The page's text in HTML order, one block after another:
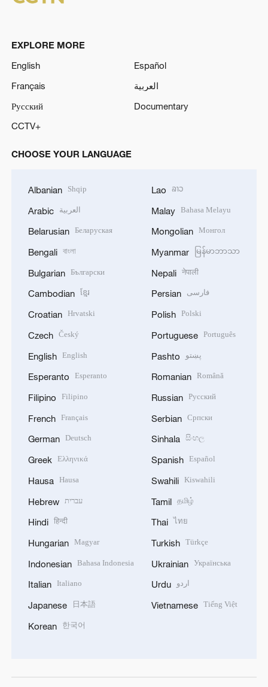
EXPLORE MORE
English
Español
Français
العربية
Русский
Documentary
CCTV+
CHOOSE YOUR LANGUAGE
Albanian Shqip
Arabic العربية
Belarusian Беларуская
Bengali বাংলা
Bulgarian Български
Cambodian ខ្មែរ
Croatian Hrvatski
Czech Český
English English
Esperanto Esperanto
Filipino Filipino
French Français
German Deutsch
Greek Ελληνικά
Hausa Hausa
Hebrew עברית
Hindi हिन्दी
Hungarian Magyar
Indonesian Bahasa Indonesia
Italian Italiano
Japanese 日本語
Korean 한국어
Lao ລາວ
Malay Bahasa Melayu
Mongolian Монгол
Myanmar မြန်မာဘာသာ
Nepali नेपाली
Persian فارسی
Polish Polski
Portuguese Português
Pashto پښتو
Romanian Română
Russian Русский
Serbian Српски
Sinhala සිංහල
Spanish Español
Swahili Kiswahili
Tamil தமிழ்
Thai ไทย
Turkish Türkçe
Ukrainian Українська
Urdu اردو
Vietnamese Tiếng Việt